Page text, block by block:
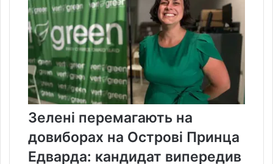
Зелені перемагають на
довиборах на Острові Принца
Едварда: кандидат випередив